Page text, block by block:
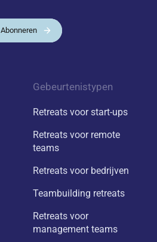
Abonneren
Gebeurtenistypen
Retreats voor start-ups
Retreats voor remote
teams
Retreats voor bedrijven
Teambuilding retreats
Retreats voor
management teams